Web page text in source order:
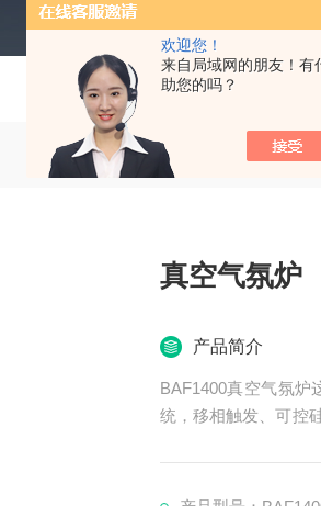
欢迎您！
来自局域网的朋友！有
助您的吗？当前位置：
真空气氛炉
产品简介
BAF1400真空气氛
统，移相触发、可控